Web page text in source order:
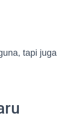
tapi juga